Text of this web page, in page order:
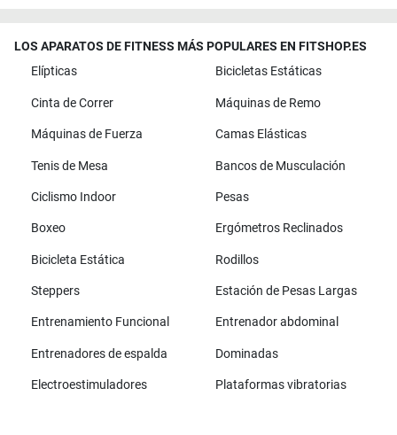
LOS APARATOS DE FITNESS MÁS POPULARES EN FITSHOP.ES
Elípticas
Bicicletas Estáticas
Cinta de Correr Máquinas de Remo
Máquinas de Fuerza Camas Elásticas
Tenis de Mesa Bancos de Musculación
Ciclismo Indoor Pesas
Boxeo Ergómetros Reclinados
Bicicleta Estática Rodillos
Steppers Estación de Pesas Largas
Entrenamiento Funcional Entrenador abdominal
Entrenadores de espalda Dominadas
Electroestimuladores Plataformas vibratorias